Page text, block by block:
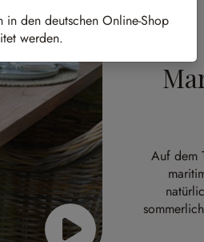
Auf dem
in den deutschen Online-Shop
werden.